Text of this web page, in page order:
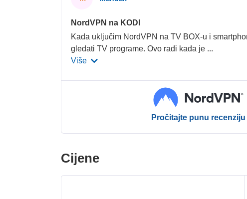
NordVPN na KODI
Kada uključim NordVPN na TV BOX-u i
gledati TV programe. Ovo radi kada je ...
Više
Pročitajte punu recenziju
Cijene